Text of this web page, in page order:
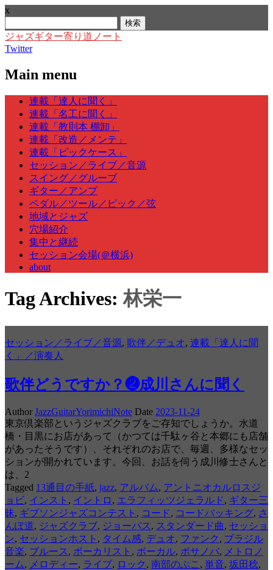
x
索:
ジャズギター寄り道ノート
Twitter
Main menu
Skip
content
連載「達人に聞く」
連載「名工に聞く」
連載「教則本 棚卸」
連載「改造／メンテ」
連載「ピックケース」
セッション／ライブ／音源
スイング／グルーブ
ギター／アンプ
ペダル／ツール／ピック／弦
地域とジャズ
穴場紹介
集中と継続
セッション会場(＠横浜)
about
Tag Archives:林栄一
セッション／ライブ／音源, 歌伴／デュオ, 連載「達人に聞
く」／演奏人
歌伴どうですか？❷成川さんに聞く
Author JazzGuitarYorimichiNote Date 2023-11-24
東京倶楽部というジャズクラブをご存知でしょうか。水道
橋・目黒にお店があって（かつては千駄ヶ谷と本郷にも店舗
があったそうです）、それぞれのお店で、毎週、多様なセッ
ションが開かれています。今回、お話を伺う成川修士さんと
は、2
Tagged 13通目の手紙, jazz, アルバム, アントニオカルロスジ
ョビ, インスト , イントロ , エラフィッツジェラルド, ギター三
昧, ギブソンジャズコンテスト , コード, コードバッキング, さ
んぽ道, ジャズクラブ, ジョーパス , スタンダード曲, セッショ
ン, セッションホスト , タイム感, デュオ, ファンク , ブラジル
音楽, ブルース , ボーカリスト , ボーカル, ボサノバ, メトロノ
ーム, メロディー, ライブ, ロック , 南部のぶこ , 単音, 坂田稔,